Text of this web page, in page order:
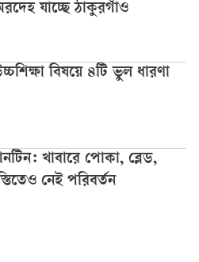
যাচ্ছে ঠাকুরগাঁও
বিষয়ে ৪টি ভুল ধারণা
খাবারে পোকা, ব্লেড,
নেই পরিবর্তন